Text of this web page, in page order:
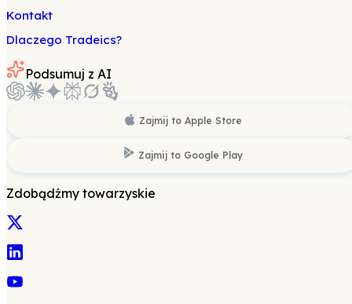
Kontakt
Dlaczego Tradeics?
Podsumuj z AI
Zajmij to Apple Store
Zajmij to Google Play
Zdobądźmy towarzyskie